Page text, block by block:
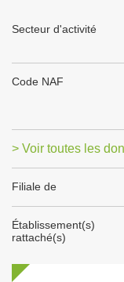
Secteur d'activité
Code NAF
> Voir toutes les
Filiale de
Établissement(s)
rattaché(s)